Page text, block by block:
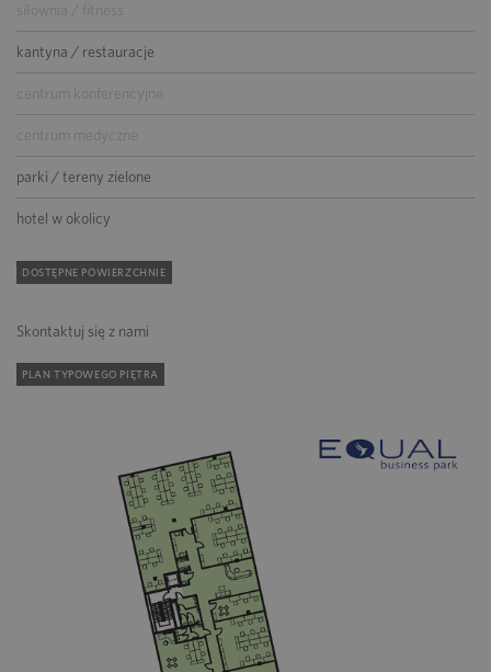
siłownia / fitness
kantyna / restauracje
centrum konferencyjne
centrum medyczne
parki / tereny zielone
hotel w okolicy
DOSTĘPNE POWIERZCHNIE
Skontaktuj się z nami
PLAN TYPOWEGO PIĘTRA